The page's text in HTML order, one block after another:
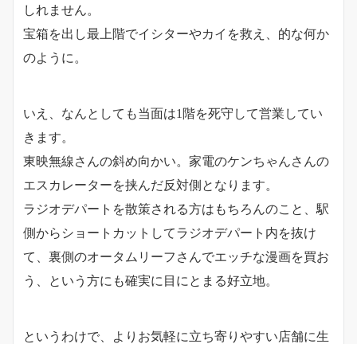
しれません。
宝箱を出し最上階でイシターやカイを救え、的な何か
のように。
いえ、なんとしても当面は1階を死守して営業してい
きます。
東映無線さんの斜め向かい。家電のケンちゃんさんの
エスカレーターを挟んだ反対側となります。
ラジオデパートを散策される方はもちろんのこと、駅
側からショートカットしてラジオデパート内を抜け
て、裏側のオータムリーフさんでエッチな漫画を買お
う、という方にも確実に目にとまる好立地。
というわけで、よりお気軽に立ち寄りやすい店舗に生